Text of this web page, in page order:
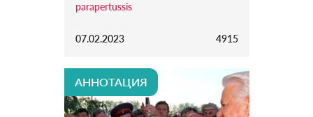
parapertussis
07.02.2023 4915
АННОТАЦИЯ